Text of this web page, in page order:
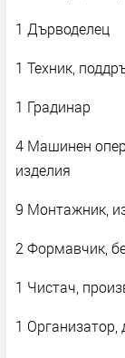
1 Дърводелец
1 Техник,
1 Градинар
4 Машинен
изделия
9 Монтажник,
2 Формавчик,
1 Чистач,
1 Организатор,